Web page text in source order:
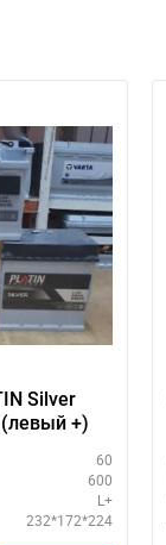
Silver
+)
60
600
L+
232*172*224